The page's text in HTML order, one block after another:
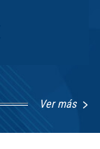
Ver más